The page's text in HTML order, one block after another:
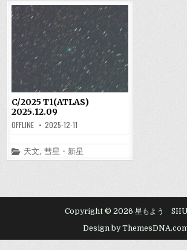
C/2025 T1(ATLAS)
2025.12.09
OFFLINE 2025-12-11
Posted
in
天文,彗星・新星
Copyright © 2026 星もよう
Design by